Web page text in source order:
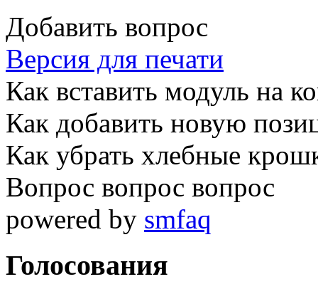
Добавить вопрос
Версия для печати
Как вставить модуль на
Как добавить новую
Как убрать хлебные
Вопрос вопрос вопрос
powered by smfaq
Голосования